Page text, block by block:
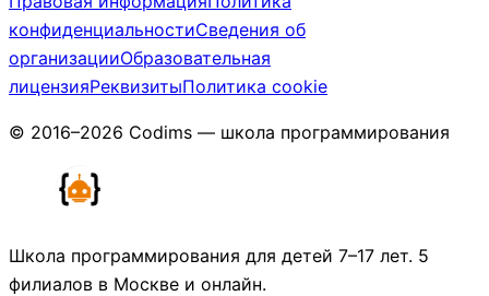
конфиденциальностиСведения об
организацииОбразовательная
лицензияРеквизитыПолитика cookie
© 2016–2026 Codims — школа программирования
Школа программирования для детей 7–17 лет. 5
филиалов в Москве и онлайн.